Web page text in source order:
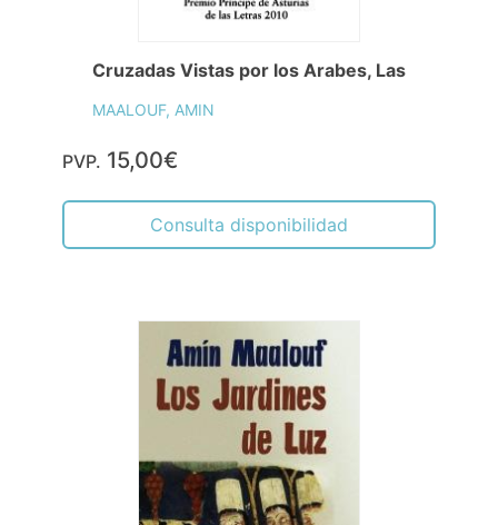
Cruzadas Vistas por los Arabes, Las
MAALOUF, AMIN
PVP. 15,00€
Consulta disponibilidad